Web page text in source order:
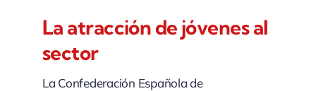
La atracción de jóvenes al
sector
La Confederación Española de